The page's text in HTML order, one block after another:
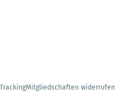
TrackingMitgliedschaften widerrufen